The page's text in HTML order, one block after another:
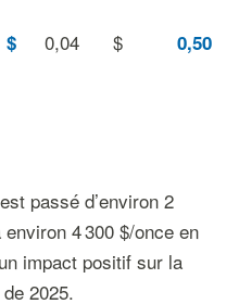
$ 0,04 $ 0,50
passé d’environ 2
4 300 $/once en
impact positif sur la
2025.